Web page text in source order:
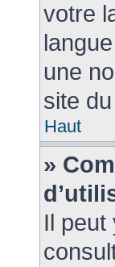
votre
une
site
Haut
»
Il peut